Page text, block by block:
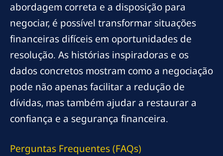
abordagem correta e a disposição para
negociar, é possível transformar situações
financeiras difíceis em oportunidades de
resolução. As histórias inspiradoras e os
dados concretos mostram como a negociação
pode não apenas facilitar a redução de
dívidas, mas também ajudar a restaurar a
confiança e a segurança financeira.
Perguntas Frequentes (FAQs)